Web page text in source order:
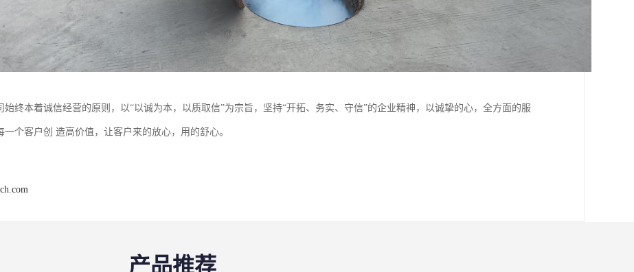
始终本着诚信经营的原则，以“以诚为本，以质取信”为宗旨，坚持“开拓、务实、守信”的企业精神，以诚挚的心，全方面的服
一个客户创 造高价值，让客户来的放心，用的舒心。
产品推荐